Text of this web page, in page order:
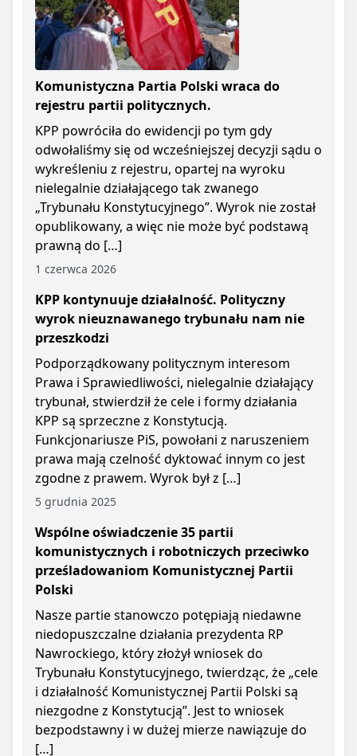
Komunistyczna Partia Polski wraca do
rejestru partii politycznych.
KPP powróciła do ewidencji po tym gdy
odwołaliśmy się od wcześniejszej decyzji sądu o
wykreśleniu z rejestru, opartej na wyroku
nielegalnie działającego tak zwanego
„Trybunału Konstytucyjnego”. Wyrok nie został
opublikowany, a więc nie może być podstawą
prawną do […]
1 czerwca 2026
KPP kontynuuje działalność. Polityczny
wyrok nieuznawanego trybunału nam nie
przeszkodzi
Podporządkowany politycznym interesom
Prawa i Sprawiedliwości, nielegalnie działający
trybunał, stwierdził że cele i formy działania
KPP są sprzeczne z Konstytucją.
Funkcjonariusze PiS, powołani z naruszeniem
prawa mają czelność dyktować innym co jest
zgodne z prawem. Wyrok był z […]
5 grudnia 2025
Wspólne oświadczenie 35 partii
komunistycznych i robotniczych przeciwko
prześladowaniom Komunistycznej Partii
Polski
Nasze partie stanowczo potępiają niedawne
niedopuszczalne działania prezydenta RP
Nawrockiego, który złożył wniosek do
Trybunału Konstytucyjnego, twierdząc, że „cele
i działalność Komunistycznej Partii Polski są
niezgodne z Konstytucją”. Jest to wniosek
bezpodstawny i w dużej mierze nawiązuje do
[…]